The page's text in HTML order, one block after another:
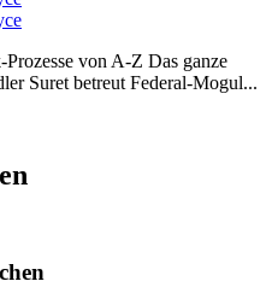
von A-Z Das ganze
Suret betreut Federal-Mogul...